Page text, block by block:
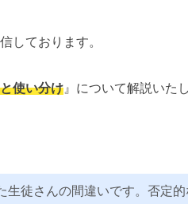
しております。
使い分け 』について解説いた
徒さんの間違いです。否定的